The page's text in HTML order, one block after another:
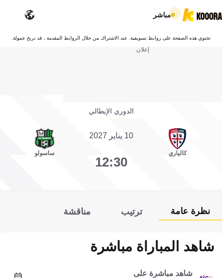
مباشر
تحتوي هذه الصفحة على روابط تسويقية. عند الاشتراك من خلال الروابط المقدمة ، قد نربح عمولة.
إعلان
الدوري الإيطالي
كالياري
10 يناير 2027
12:30
ساسولو
نظرة عامة ترتيب مناقشة
شاهد المباراة مباشرة
شاهد مباشرة على